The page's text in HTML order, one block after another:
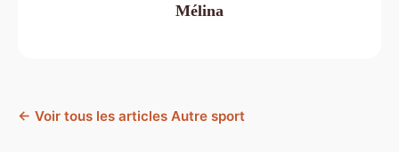
Mélina
← Voir tous les articles Autre sport